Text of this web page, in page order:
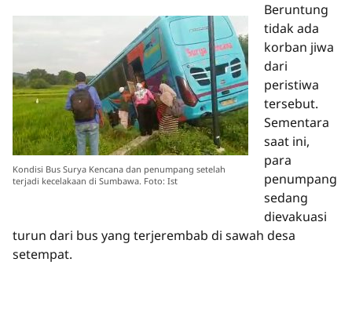
Kondisi Bus Surya Kencana dan penumpang setelah
terjadi kecelakaan di Sumbawa. Foto: Ist
Beruntung
tidak ada
korban jiwa
dari
peristiwa
tersebut.
Sementara
saat ini,
para
penumpang
sedang
dievakuasi
turun dari bus yang terjerembab di sawah desa
setempat.